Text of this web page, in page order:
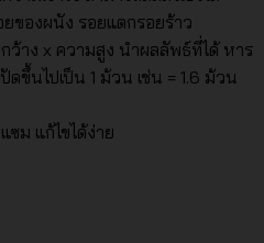
ของผนัง รอยแตกรอยร้าว
าง x ความสูง นำผลลัพธ์ที่ได้ หาร
ขึ้นไปเป็น 1 ม้วน เช่น = 1.6 ม้วน
ซม แก้ไขได้ง่าย